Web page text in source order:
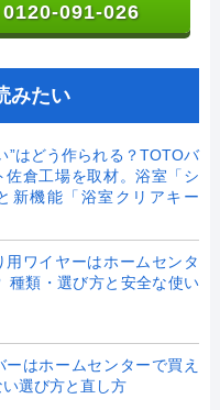
0120-091-026
みたい
”はどう作られる？TOTOバ
佐倉工場を取材。浴室「シ
新機能「浴室クリアキー
用ワイヤーはホームセンタ
種類・選び方と安全な使い
ーはホームセンターで買え
選び方と直し方